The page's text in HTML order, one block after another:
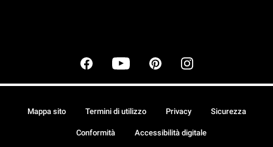
Mappa sito Termini di utilizzo Privacy Sicurezza
Conformità Accessibilità digitale